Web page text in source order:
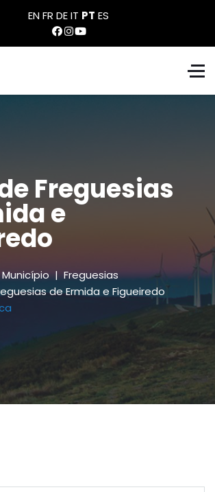
ENFR DEIT PT ES
Freguesias
e
Município
Freguesias
de Ermida e Figueiredo